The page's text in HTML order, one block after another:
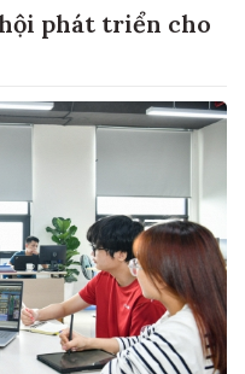
phát triển cho